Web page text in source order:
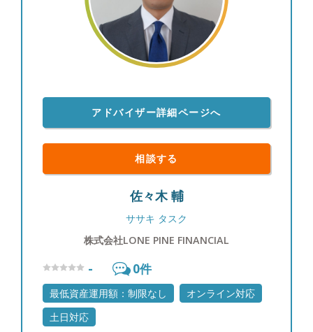
アドバイザー詳細ページへ
相談する
佐々木 輔
ササキ タスク
株式会社LONE PINE FINANCIAL
- 0件
最低資産運用額：制限なし
オンライン対応
土日対応